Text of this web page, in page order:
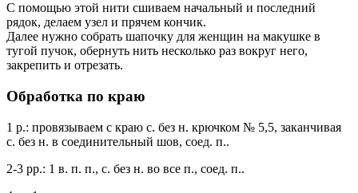
С помощью этой нити сшиваем начальный и последний
рядок, делаем узел и прячем кончик.
Далее нужно собрать шапочку для женщин на макушке в
тугой пучок, обернуть нить несколько раз вокруг него,
закрепить и отрезать.
Обработка по краю
1 р.: провязываем с краю с. без н. крючком № 5,5, заканчивая
с. без н. в соединительный шов, соед. п..
2-3 рр.: 1 в. п. п., с. без н. во все п., соед. п..